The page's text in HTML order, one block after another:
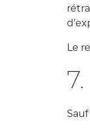
Le